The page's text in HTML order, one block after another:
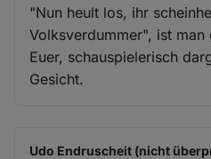
"Nun heult los, ihr
Volksverdummer", ist
Euer, schauspielerisch
Gesicht.
Udo Endruscheit (nicht